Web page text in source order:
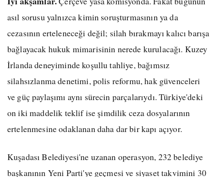
asıl sorusu yalnızca kimin soruşturmasının ya da
cezasının erteleneceği değil; silah bırakmayı kalıcı barışa
bağlayacak hukuk mimarisinin nerede kurulacağı. Kuzey
İrlanda deneyiminde koşullu tahliye, bağımsız
silahsızlanma denetimi, polis reformu, hak güvenceleri
ve güç paylaşımı aynı sürecin parçalarıydı. Türkiye'deki
on iki maddelik teklif ise şimdilik ceza dosyalarının
ertelenmesine odaklanan daha dar bir kapı açıyor.
Kuşadası Belediyesi'ne uzanan operasyon, 232 belediye
başkanının Yeni Parti'ye geçmesi ve siyaset takvimini 30